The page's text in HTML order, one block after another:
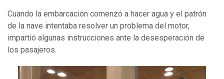
Cuando la embarcación comenzó a hacer agua y el patrón
de la nave intentaba resolver un problema del motor,
impartió algunas instrucciones ante la desesperación de
los pasajeros.